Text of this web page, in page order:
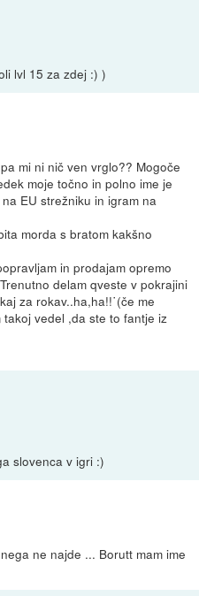
lvl 15 za zdej :) )
mi ni nič ven vrglo?? Mogoče
moje točno in polno ime je
EU strežniku in igram na
morda s bratom kakšno
in prodajam opremo
delam qveste v pokrajini
za rokav..ha,ha!!˙(če me
vedel ,da ste to fantje iz
slovenca v igri :)
ne najde ... Borutt mam ime